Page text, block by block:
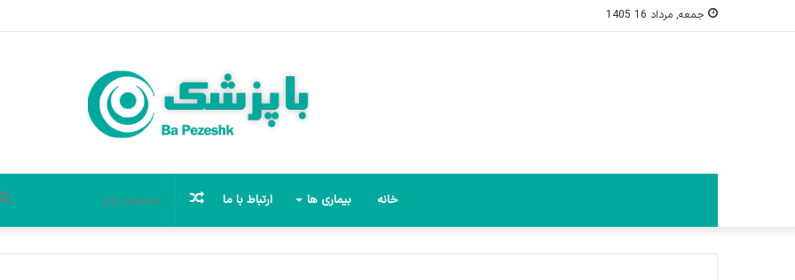
جمعه, مرداد 16 1405
خانه بیماری ها ارتباط با ما نوشته
تصادفی